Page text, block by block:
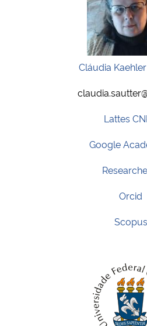
Cláudia
Lattes
Google
Orcid
Scopus